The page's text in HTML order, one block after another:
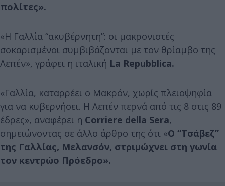
πολίτες».
«Η Γαλλία “ακυβέρνητη”: οι μακρονιστές
σοκαρισμένοι συμβιβάζονται με τον θρίαμβο της
Λεπέν», γράφει η ιταλική La Repubblica.
«Γαλλία, καταρρέει ο Μακρόν, χωρίς πλειοψηφία
για να κυβερνήσει. Η Λεπέν περνά από τις 8 στις 89
έδρες», αναφέρει η Corriere della Sera,
σημειώνοντας σε άλλο άρθρο της ότι «Ο “Τσάβεζ”
της Γαλλίας, Μελανσόν, στριμώχνει στη γωνία
τον κεντρώο Πρόεδρο».